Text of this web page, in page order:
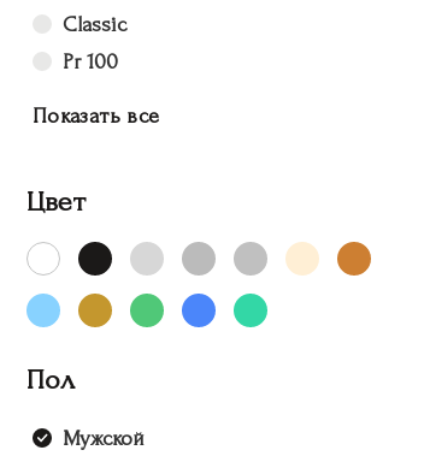
Classic
Pr 100
Показать все
Цвет
Пол
Мужской